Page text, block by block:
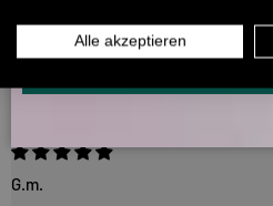
la coupe correspond parfaitement
später
G.m.
INFOS ÜBER
KLICK HIER UND SCHICKE UNS
Alle akzeptieren